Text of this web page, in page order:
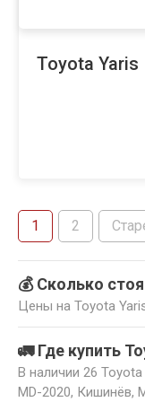
Toyota Yaris
1 2
💰 Сколько
Цены на Toyota
🚛 Где купить
В наличии 26
MD-2020, Кишинёв,